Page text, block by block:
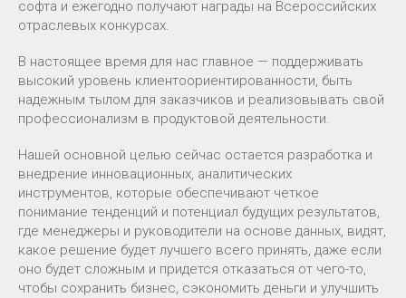
софта и ежегодно получают награды на Всероссийских
отраслевых конкурсах.
В настоящее время для нас главное — поддерживать
высокий уровень клиентоориентированности, быть
надежным тылом для заказчиков и реализовывать свой
профессионализм в продуктовой деятельности.
Нашей основной целью сейчас остается разработка и
внедрение инновационных, аналитических
инструментов, которые обеспечивают четкое
понимание тенденций и потенциал будущих результатов,
где менеджеры и руководители на основе данных, видят,
какое решение будет лучшего всего принять, даже если
оно будет сложным и придется отказаться от чего-то,
чтобы сохранить бизнес, сэкономить деньги и улучшить